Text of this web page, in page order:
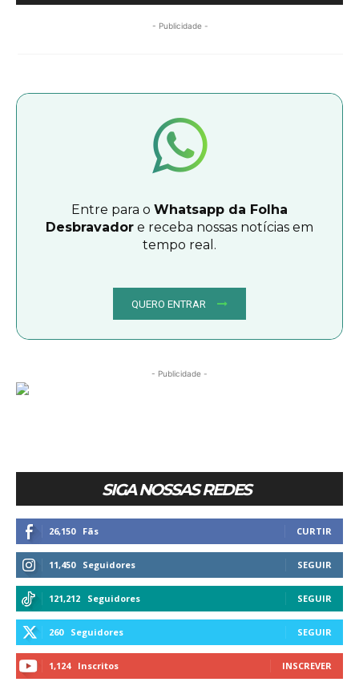
- Publicidade -
Entre para o Whatsapp da Folha
Desbravador e receba nossas notícias em
tempo real.
QUERO ENTRAR
- Publicidade -
SIGA NOSSAS REDES
26,150 Fãs CURTIR
11,450 Seguidores SEGUIR
121,212 Seguidores SEGUIR
260 Seguidores SEGUIR
1,124 Inscritos INSCREVER